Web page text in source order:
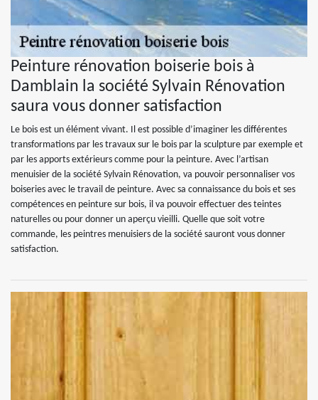
Peinture rénovation boiserie bois à
Damblain la société Sylvain Rénovation
saura vous donner satisfaction
Le bois est un élément vivant. Il est possible d’imaginer les différentes
transformations par les travaux sur le bois par la sculpture par exemple et
par les apports extérieurs comme pour la peinture. Avec l’artisan
menuisier de la société Sylvain Rénovation, va pouvoir personnaliser vos
boiseries avec le travail de peinture. Avec sa connaissance du bois et ses
compétences en peinture sur bois, il va pouvoir effectuer des teintes
naturelles ou pour donner un aperçu vieilli. Quelle que soit votre
commande, les peintres menuisiers de la société sauront vous donner
satisfaction.